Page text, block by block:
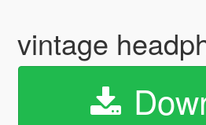
vintage